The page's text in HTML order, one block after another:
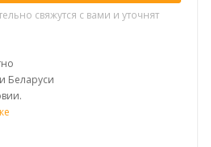
свяжутся с вами и уточнят
Беларуси